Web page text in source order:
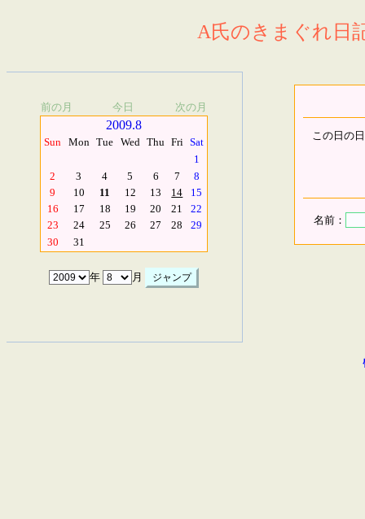
A氏のきまぐれ日
前の月 今日 次の月
2009.8
Sun Mon Tue Wed Thu Fri Sat
1
2
3 4 5 6 7
8
9
10 11 12 13 14
15
16
17 18 19 20 21
22
23
24 25 26 27 28
29
30
31
年 月
この日の
名前：